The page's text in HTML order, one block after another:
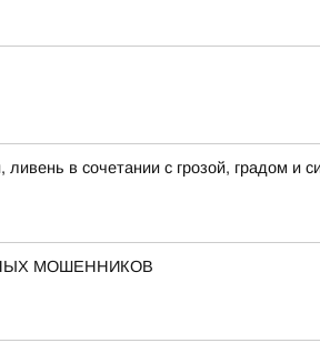
в сочетании с грозой, градом и
МОШЕННИКОВ